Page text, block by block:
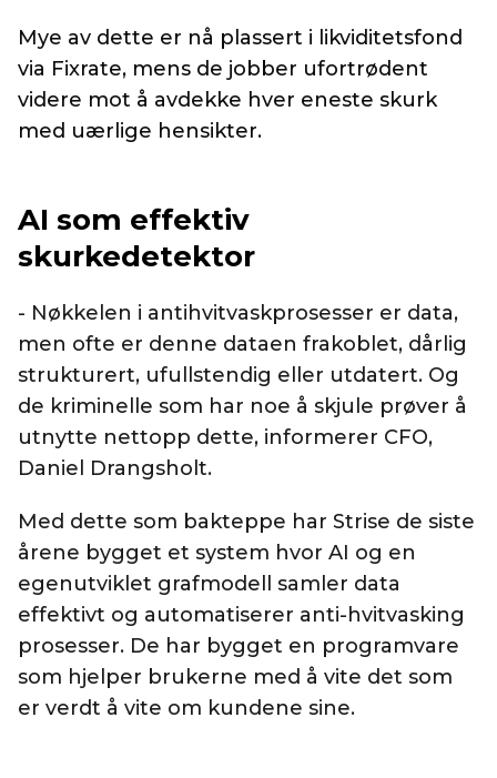
Mye av dette er nå plassert i likviditetsfond
via Fixrate, mens de jobber ufortrødent
videre mot å avdekke hver eneste skurk
med uærlige hensikter.
AI som effektiv
skurkedetektor
- Nøkkelen i antihvitvaskprosesser er data,
men ofte er denne dataen frakoblet, dårlig
strukturert, ufullstendig eller utdatert. Og
de kriminelle som har noe å skjule prøver å
utnytte nettopp dette, informerer CFO,
Daniel Drangsholt.
Med dette som bakteppe har Strise de siste
årene bygget et system hvor AI og en
egenutviklet grafmodell samler data
effektivt og automatiserer anti-hvitvasking
prosesser. De har bygget en programvare
som hjelper brukerne med å vite det som
er verdt å vite om kundene sine.